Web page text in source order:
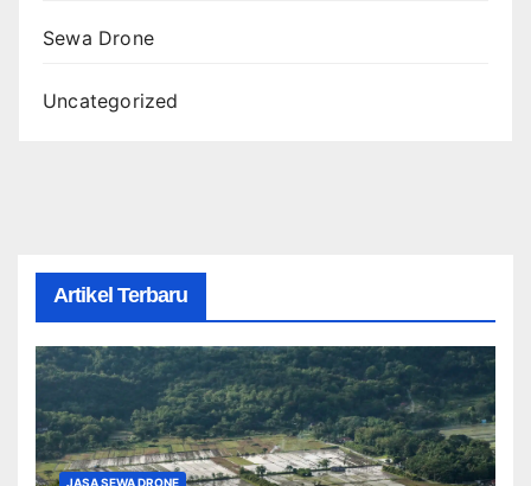
Sewa Drone
Uncategorized
Artikel Terbaru
JASA SEWA DRONE